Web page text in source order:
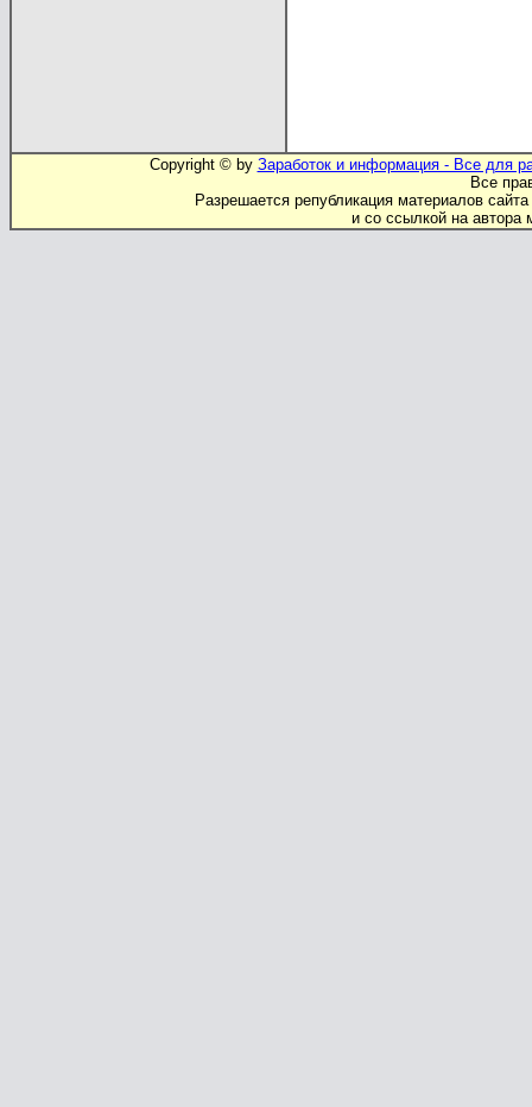
Copyright © by Заработок и информация - Все для
Все
Разрешается републикация материалов
и со ссылкой на автора